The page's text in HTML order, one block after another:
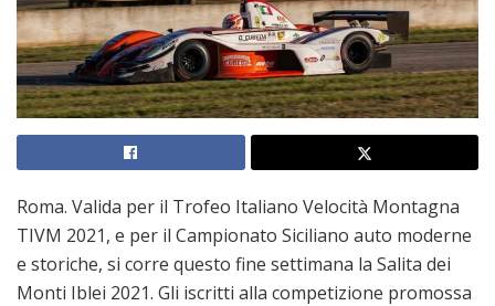
Roma. Valida per il Trofeo Italiano Velocità Montagna
TIVM 2021, e per il Campionato Siciliano auto moderne
e storiche, si corre questo fine settimana la Salita dei
Monti Iblei 2021. Gli iscritti alla competizione promossa